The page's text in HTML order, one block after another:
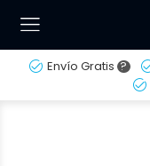
Envío Gratis ?